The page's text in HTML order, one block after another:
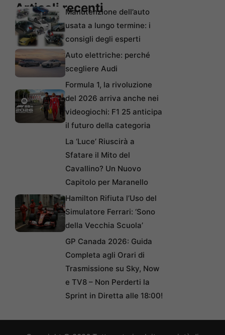
Articoli recentiManutenzione dell’auto
usata a lungo termine: i
consigli degli esperti
Auto elettriche: perché
scegliere Audi
Formula 1, la rivoluzione
del 2026 arriva anche nei
videogiochi: F1 25 anticipa
il futuro della categoria
La ‘Luce’ Riuscirà a
Sfatare il Mito del
Cavallino? Un Nuovo
Capitolo per Maranello
Hamilton Rifiuta l’Uso del
Simulatore Ferrari: ‘Sono
della Vecchia Scuola’
GP Canada 2026: Guida
Completa agli Orari di
Trasmissione su Sky, Now
e TV8 – Non Perderti la
Sprint in Diretta alle 18:00!